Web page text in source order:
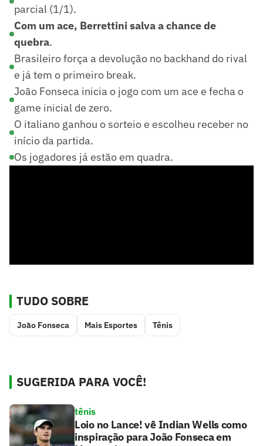
parcial (1/1).
Com um ace, Berrettini salva a chance de
quebra.
Brasileiro força a devolução no backhand do rival
e já tem o primeiro break.
João Fonseca inicia o jogo com um ace e fecha o
game inicial de zero.
O italiano ganhou o sorteio e escolheu receber no
início da partida.
Os jogadores já estão em quadra.
TUDO SOBRE
João Fonseca Mais Esportes Tênis
SUGERIDA PARA VOCÊ!
tênis
Loio no Lance! vê Indian Wells como
inspiração para João Fonseca em